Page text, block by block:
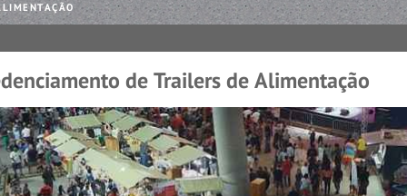
de Trailers de Alimentação